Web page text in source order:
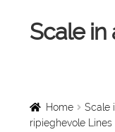
Vai
alla
Vai
al
Scale in
Scale a
Home Scale
ripieghevole Lines